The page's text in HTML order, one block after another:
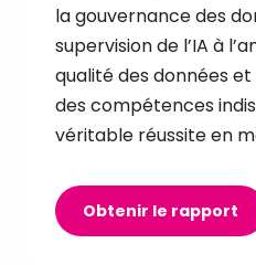
la gouvernance des
supervision de l’IA à
qualité des données
des compétences
véritable réussite en
Obtenir le rapport